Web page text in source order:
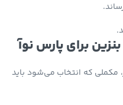
برای پارس نوآ
که انتخاب می‌شود باید